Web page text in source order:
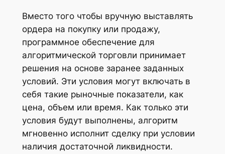
Вместо того чтобы вручную выставлять
ордера на покупку или продажу,
программное обеспечение для
алгоритмической торговли принимает
решения на основе заранее заданных
условий. Эти условия могут включать в
себя такие рыночные показатели, как
цена, объем или время. Как только эти
условия будут выполнены, алгоритм
мгновенно исполнит сделку при условии
наличия достаточной ликвидности.